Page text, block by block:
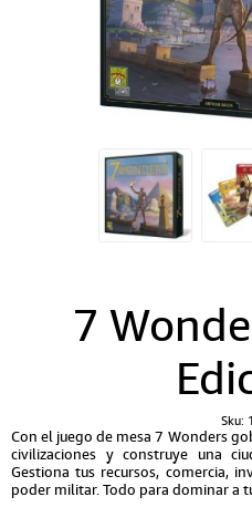
7
Sku:
Con el juego de mesa 7 Wonders
civilizaciones y construye una
Gestiona tus recursos, comercia,
poder militar. Todo para dominar a